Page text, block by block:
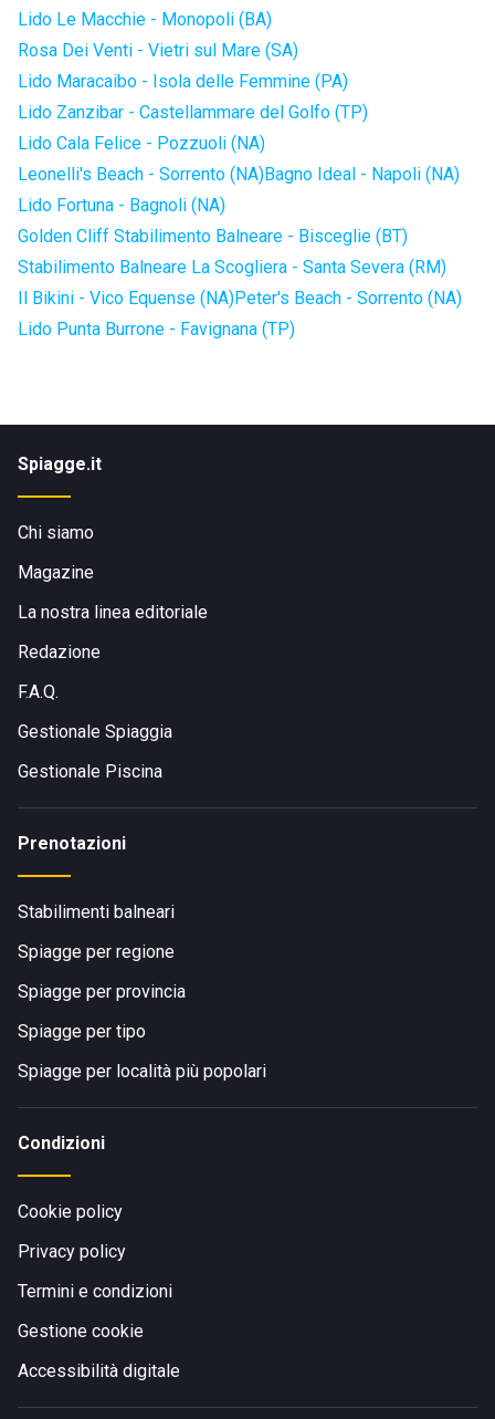
Lido Le Macchie - Monopoli (BA)
Rosa Dei Venti - Vietri sul Mare (SA)
Lido Maracaibo - Isola delle Femmine (PA)
Lido Zanzibar - Castellammare del Golfo (TP)
Lido Cala Felice - Pozzuoli (NA)
Leonelli's Beach - Sorrento (NA)Bagno Ideal - Napoli (NA)
Lido Fortuna - Bagnoli (NA)
Golden Cliff Stabilimento Balneare - Bisceglie (BT)
Stabilimento Balneare La Scogliera - Santa Severa (RM)
Il Bikini - Vico Equense (NA)Peter's Beach - Sorrento (NA)
Lido Punta Burrone - Favignana (TP)
Spiagge.it
Chi siamo
Magazine
La nostra linea editoriale
Redazione
F.A.Q.
Gestionale Spiaggia
Gestionale Piscina
Prenotazioni
Stabilimenti balneari
Spiagge per regione
Spiagge per provincia
Spiagge per tipo
Spiagge per località più popolari
Condizioni
Cookie policy
Privacy policy
Termini e condizioni
Gestione cookie
Accessibilità digitale